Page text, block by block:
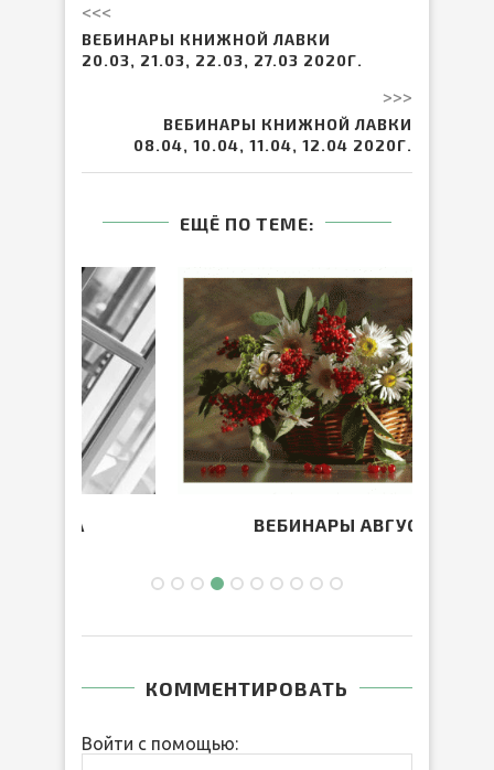
<<<
ВЕБИНАРЫ КНИЖНОЙ ЛАВКИ
20.03, 21.03, 22.03, 27.03 2020Г.
>>>
ВЕБИНАРЫ КНИЖНОЙ ЛАВКИ
08.04, 10.04, 11.04, 12.04 2020Г.
ЕЩЁ ПО ТЕМЕ:
ВЕБИНАРЫ АВГУСТА
КОММЕНТИРОВАТЬ
Войти с помощью: